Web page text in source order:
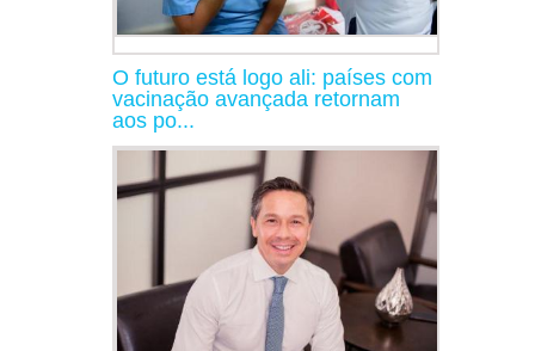
O futuro está logo ali: países com
vacinação avançada retornam
aos po...